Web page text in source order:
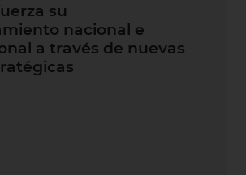
su
nacional e
a través de nuevas